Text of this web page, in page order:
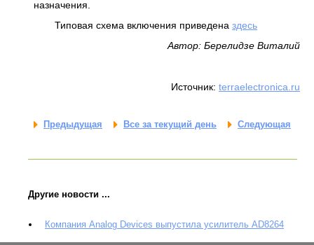
назначения.
Типовая схема включения приведена здесь
Автор: Берелидзе Виталий
Источник: terraelectronica.ru
Предыдущая Все за текущий день Следующая
Другие новости ...
Компания Analog Devices выпустила усилитель AD8264